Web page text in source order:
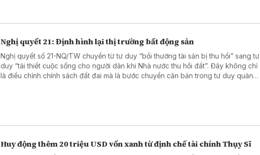
Nghị quyết 21: Định hình lại thị trường bất động sản
Nghị quyết số 21-NQ/TW chuyển từ tư duy “bồi thường tài sản bị thu hồi” sang tư
duy “tái thiết cuộc sống cho người dân khi Nhà nước thu hồi đất”. Đây không chỉ
là điều chỉnh chính sách đất đai mà là bước chuyển căn bản trong tư duy quản
Huy động thêm 20 triệu USD vốn xanh từ định chế tài chính Thụy Sĩ